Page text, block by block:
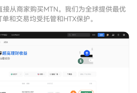
接从商家购买MTN。我们为全球提供最优
和交易均受托管和HTX保护。